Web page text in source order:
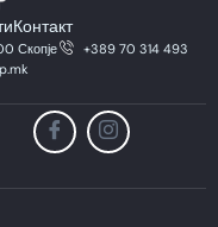
Контакт
Скопје
+389 70 314 493